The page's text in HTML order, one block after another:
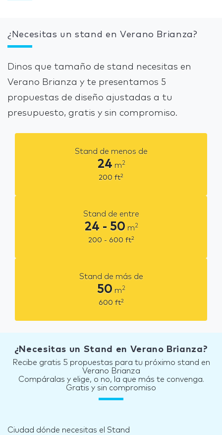
¿Necesitas un stand en Verano Brianza?
Dinos que tamaño de stand necesitas en
Verano Brianza y te presentamos 5
propuestas de diseño ajustadas a tu
presupuesto, gratis y sin compromiso.
Stand de menos de
24 m2
200 ft2
Stand de entre
24 - 50 m2
200 - 600 ft2
Stand de más de
50 m2
600 ft2
¿Necesitas un Stand en Verano Brianza?
Recibe gratis 5 propuestas para tu próximo stand en
Verano Brianza
Compáralas y elige, o no, la que más te convenga.
Gratis y sin compromiso
Ciudad dónde necesitas el Stand